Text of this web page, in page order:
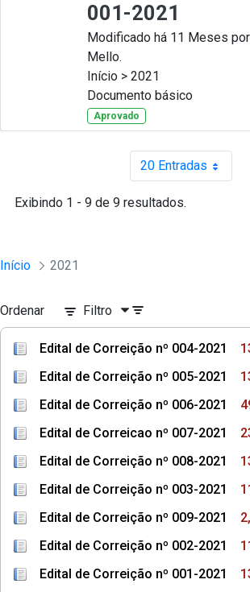
001-2021
Modificado há 11 Meses
Mello.
Início > 2021
Documento básico
Aprovado
20 EntradasPor página
Exibindo 1 - 9 de 9 resultados.
Início 2021
Ordenar Filtro
Edital de Correição nº 004-2021
Edital de Correição nº 005-2021
Edital de Correição nº 006-2021
Edital de Correicao nº 007-2021
Edital de Correição nº 008-2021
Edital de Correição nº 003-2021
Edital de Correição nº 009-2021
Edital de Correição nº 002-2021
Edital de Correição nº 001-2021